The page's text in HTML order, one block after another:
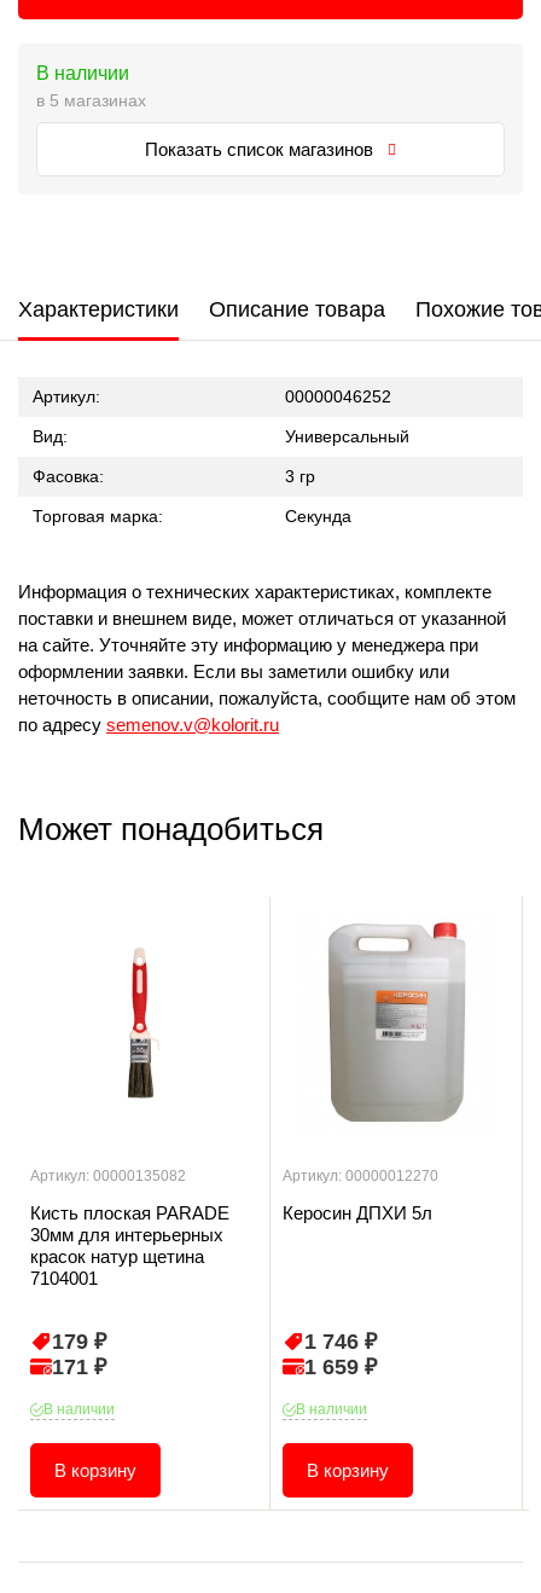
В наличии
в 5 магазинах
Показать список магазинов
Характеристики Описание товара Похожие
Артикул: 00000046252
Вид: Универсальный
Фасовка: 3 гр
Торговая марка: Секунда
Информация о технических характеристиках, комплекте
поставки и внешнем виде, может отличаться от указанной
на сайте. Уточняйте эту информацию у менеджера при
оформлении заявки. Если вы заметили ошибку или
неточность в описании, пожалуйста, сообщите нам об этом
по адресу semenov.v@kolorit.ru
Может понадобиться
Артикул: 00000135082
Кисть плоская PARADE
30мм для интерьерных
красок натур щетина
7104001
179 ₽
171 ₽
В наличии
В корзину
Артикул: 00000012270
Керосин ДПХИ 5л
1 746 ₽
1 659 ₽
В наличии
В корзину